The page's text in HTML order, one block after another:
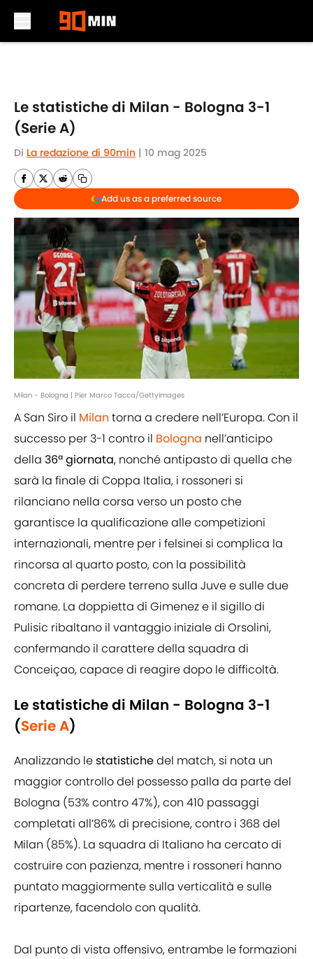
Le statistiche di Milan - Bologna 3-1
(Serie A)
Di La redazione di 90min | 10 mag 2025
Add us as a preferred source
Milan - Bologna | Pier Marco Tacca/GettyImages
A San Siro il Milan torna a credere nell’Europa. Con il
successo per 3-1 contro il Bologna nell’anticipo
della 36ª giornata, nonché antipasto di quella che
sarà la finale di Coppa Italia, i rossoneri si
rilanciano nella corsa verso un posto che
garantisce la qualificazione alle competizioni
internazionali, mentre per i felsinei si complica la
rincorsa al quarto posto, con la possibilità
concreta di perdere terreno sulla Juve e sulle due
romane. La doppietta di Gimenez e il sigillo di
Pulisic ribaltano il vantaggio iniziale di Orsolini,
confermando il carattere della squadra di
Conceiçao, capace di reagire dopo le difficoltà.
Le statistiche di Milan - Bologna 3-1
(Serie A)
Analizzando lestatistichedel match, si nota un
maggior controllo del possesso palla da parte del
Bologna (53% contro 47%), con 410 passaggi
completati all’86% di precisione, contro i 368 del
Milan (85%). La squadra di Italiano ha cercato di
costruire con pazienza, mentre i rossoneri hanno
puntato maggiormente sulla verticalità e sulle
ripartenze, facendolo con qualità.
Dal punto di vista offensivo, entrambe le formazioni